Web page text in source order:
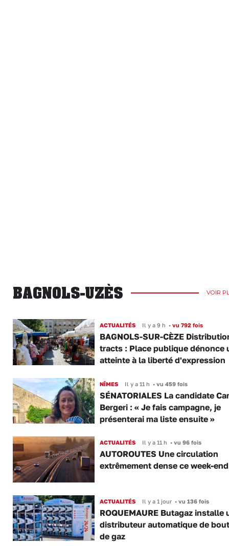
BAGNOLS-UZÈS VOIR
ACTUALITÉS Il y a 9 h •vu 792 fois
BAGNOLS-SUR-CÈZE
tracts : Place publique dénonce
atteinte à la liberté d'expression
NÎMES Il y a 11 h •vu 459 fois
SÉNATORIALES La candidate
Bergeri : « Je fais campagne, je
présenterai ma liste ensuite »
ACTUALITÉS Il y a 11 h •vu 96 fois
AUTOROUTES Une circulation
extrêmement dense ce week-end
ACTUALITÉS Il y a 1 jour •vu 136 fois
ROQUEMAURE Butagaz installe
distributeur automatique de
de gaz